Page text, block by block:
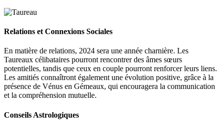
Relations et Connexions Sociales
En matière de relations, 2024 sera une année charnière. Les
Taureaux célibataires pourront rencontrer des âmes sœurs
potentielles, tandis que ceux en couple pourront renforcer leurs liens.
Les amitiés connaîtront également une évolution positive, grâce à la
présence de Vénus en Gémeaux, qui encouragera la communication
et la compréhension mutuelle.
Conseils Astrologiques